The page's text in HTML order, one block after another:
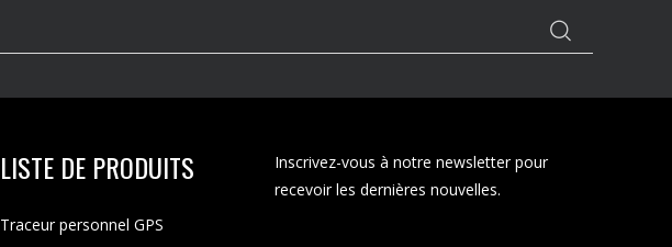
LISTE DE PRODUITS
Traceur personnel GPS
Inscrivez-vous à notre newsletter pour
recevoir les dernières nouvelles.